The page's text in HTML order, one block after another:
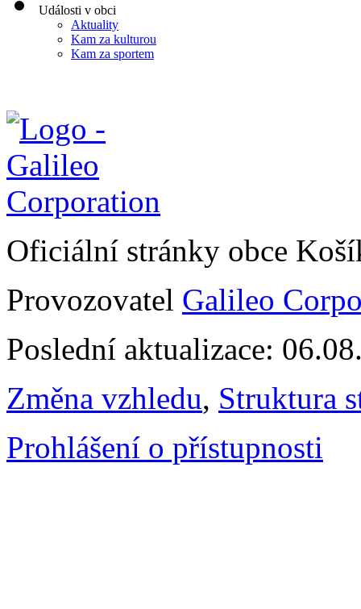
Události v obci
Aktuality
Kam za kulturou
Kam za sportem
Oficiální stránky obce
Provozovatel Galileo
Poslední aktualizace:
Změna vzhledu, Struktura
Prohlášení o přístupnosti